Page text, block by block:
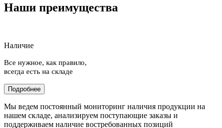
Наши преимущества
Наличие
Все нужное, как правило,
всегда есть на складе
Подробнее
Мы ведем постоянный мониторинг наличия продукции на
нашем складе, анализируем поступающие заказы и
поддерживаем наличие востребованных позиций